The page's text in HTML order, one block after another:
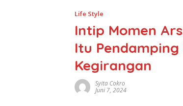
Life Style
Intip Momen
Itu
Kegirangan
Syita Cokro
Juni 7, 2024